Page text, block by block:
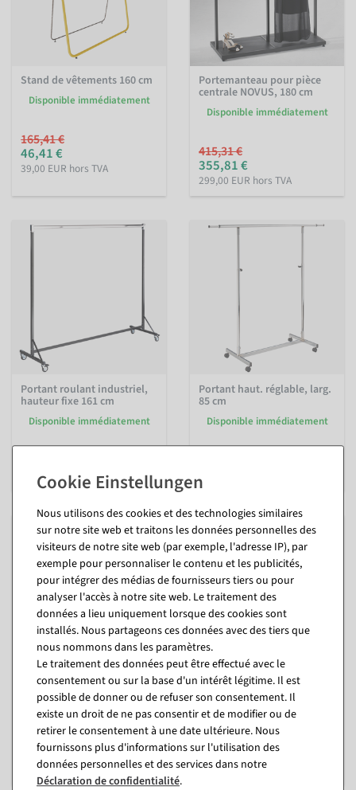
Stand de vêtements 160 cm
Disponible immédiatement
165,41 €
46,41 €
39,00 EUR hors TVA
Portemanteau pour pièce
centrale NOVUS, 180 cm
Disponible immédiatement
415,31 €
355,81 €
299,00 EUR hors TVA
Portant roulant industriel,
hauteur fixe 161 cm
Disponible immédiatement
179,00 EUR hors TVA
Portant haut. réglable, larg.
85 cm
Disponible immédiatement
Portemanteau à 4 bras
chromé 172 cm
Disponible immédiatement
332,01 €
279,00 EUR hors TVA
Portemanteau à 3 bras
chromé 180 cm
Disponible immédiatement
232,05 €
195,00 EUR hors TVA
Nous utilisons des cookies et des technologies similaires
sur notre site web et traitons les données personnelles des
visiteurs de notre site web (par exemple, l'adresse IP), par
exemple pour personnaliser le contenu et les publicités,
pour intégrer des médias de fournisseurs tiers ou pour
analyser l'accès à notre site web. Le traitement des
données a lieu uniquement lorsque des cookies sont
installés. Nous partageons ces données avec des tiers que
nous nommons dans les paramètres.
Le traitement des données peut être effectué avec le
consentement ou sur la base d'un intérêt légitime. Il est
possible de donner ou de refuser son consentement. Il
existe un droit de ne pas consentir et de modifier ou de
retirer le consentement à une date ultérieure. Nous
fournissons plus d'informations sur l'utilisation des
données personnelles et des services dans notre
Déclaration de confidentialité.